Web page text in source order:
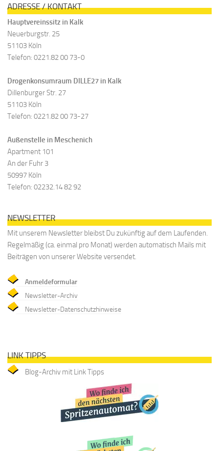
ADRESSE / KONTAKT
Hauptvereinssitz in Kalk
Neuerburgstr. 25
51103 Köln
Telefon: 0221.82 00 73-0
Drogenkonsumraum DILLE27 in Kalk
Dillenburger Str. 27
51103 Köln
Telefon: 0221.82 00 73-27
Außenstelle in Meschenich
Apartment 101
An der Fuhr 3
50997 Köln
Telefon: 02232.14 82 92
NEWSLETTER
Mit unserem Newsletter bleibst Du zukünftig auf dem Laufenden.
Regelmäßig (ca. einmal pro Monat) werden automatisch Mails mit
Beiträgen von unserer Website versendet.
Anmeldeformular
Newsletter-Archiv
Newsletter-Datenschutzhinweise
LINK TIPPS
Blog-Archiv mit Link Tipps